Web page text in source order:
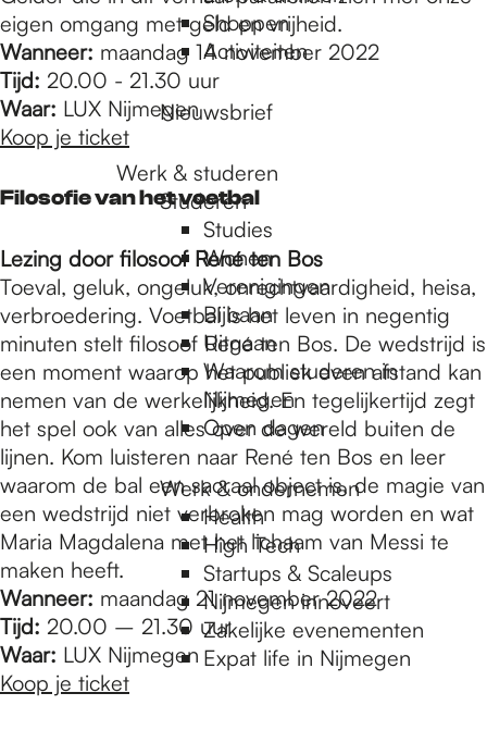
Shoppen
Activiteiten
Nieuwsbrief
Werk & studeren
Studeren
Studies
Wonen
Verenigingen
Bijbaan
Uitgaan
Waarom studeren in
Nijmegen
Open dagen
Werk & ondernemen
Health
High Tech
Startups & Scaleups
Nijmegen innoveert
Zakelijke evenementen
Expat life in Nijmegen
eigen omgang met geld en vrijheid.
Wanneer: maandag 14 november 2022
Tijd: 20.00 - 21.30 uur
Waar: LUX Nijmegen
Koop je ticket
Filosofie van het voetbal
Lezing door filosoof René ten Bos
Toeval, geluk, ongeluk, onrechtvaardigheid, heisa,
verbroedering. Voetbal is het leven in negentig
minuten stelt filosoof René ten Bos. De wedstrijd is
een moment waarop het publiek even afstand kan
nemen van de werkelijkheid. En tegelijkertijd zegt
het spel ook van alles over de wereld buiten de
lijnen. Kom luisteren naar René ten Bos en leer
waarom de bal een sacraal object is, de magie van
een wedstrijd niet verbroken mag worden en wat
Maria Magdalena met het lichaam van Messi te
maken heeft.
Wanneer: maandag 21 november 2022
Tijd: 20.00 – 21.30 uur
Waar: LUX Nijmegen
Koop je ticket